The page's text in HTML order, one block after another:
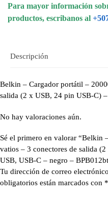
Para mayor información
productos, escribanos al
Descripción
Belkin – Cargador portátil –
salida (2 x USB, 24 pin USB-C)
No hay valoraciones aún.
Sé el primero en valorar “Belkin
vatios – 3 conectores de salida
USB, USB-C – negro –
Tu dirección de correo
obligatorios están marcados con *